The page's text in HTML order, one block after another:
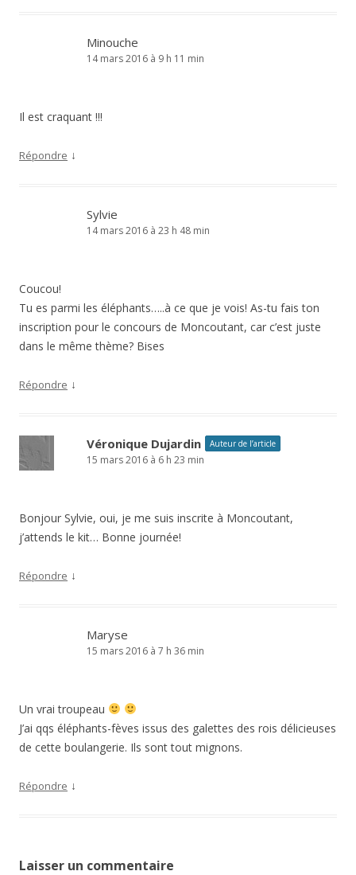
Minouche
14 mars 2016 à 9 h 11 min
Il est craquant !!!
Répondre ↓
Sylvie
14 mars 2016 à 23 h 48 min
Coucou!
Tu es parmi les éléphants…..à ce que je vois! As-tu fais ton
inscription pour le concours de Moncoutant, car c’est juste
dans le même thème? Bises
Répondre ↓
Véronique Dujardin Auteur de l’article
15 mars 2016 à 6 h 23 min
Bonjour Sylvie, oui, je me suis inscrite à Moncoutant,
j’attends le kit… Bonne journée!
Répondre ↓
Maryse
15 mars 2016 à 7 h 36 min
Un vrai troupeau
J’ai qqs éléphants-fèves issus des galettes des rois délicieuses
de cette boulangerie. Ils sont tout mignons.
Répondre ↓
Laisser un commentaire